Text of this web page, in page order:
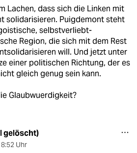
Lachen, dass sich die Linken mit
solidarisieren. Puigdemont steht
selbstverliebt-
Region, die sich mit dem Rest
will. Und jetzt unter
einer politischen Richtung, der es
gleich genug sein kann.
Glaubwuerdigkeit?
gelöscht)
Uhr